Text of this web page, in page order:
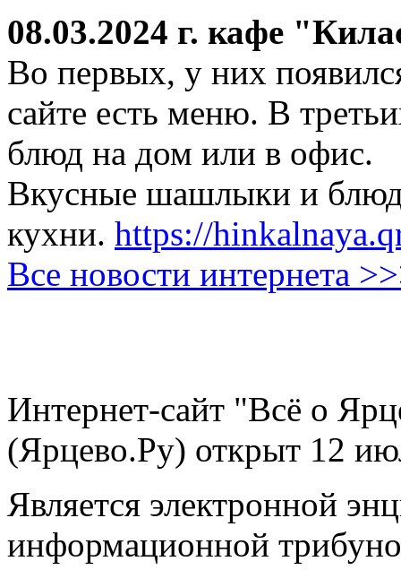
08.03.2024 г. кафе
Во первых, у них
сайте есть меню. В
блюд на дом или в офис.
Вкусные шашлыки и
кухни. https://
Все новости интернета
Интернет-сайт "Всё о
(Ярцево.Ру) открыт 12
Является электронной
информационной